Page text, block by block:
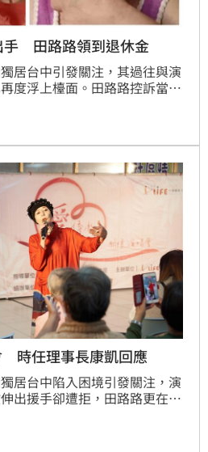
手 田路路領到退休金
居台中引發關注，其過往與演
度浮上檯面。田路路控訴當年
領回款項。
時任理事長康凱回應
居台中陷入困境引發關注，演
出援手卻遭拒，田路路更在直
無此事，強調會費僅每月兩百